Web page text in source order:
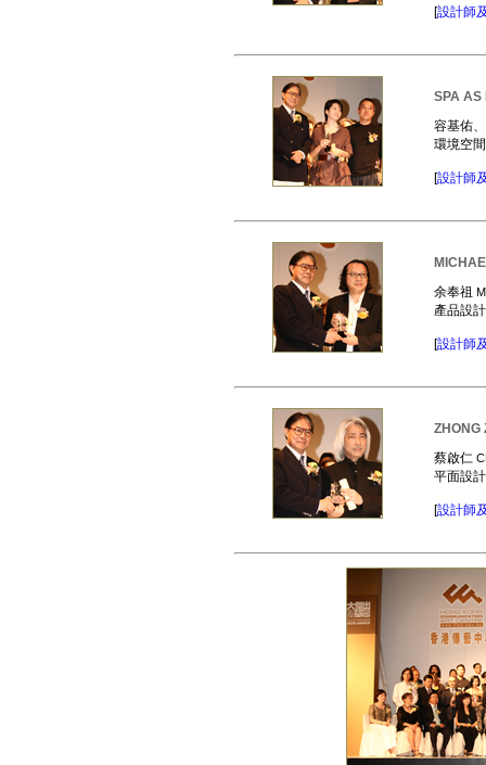
[設計師
SPA AS
容基佑
環境空
[設計師
余奉祖
產品設
[設計師
ZHONG
蔡啟仁
平面設
[設計師